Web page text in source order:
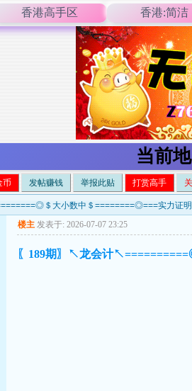
香港高手区 香港:简洁
当前
币 发帖赚钱 举报此贴 打赏高手
＄大小数中＄========◎===实力证
楼主 发表于: 2026-07-07 23:25
〖189期〗↖龙会计